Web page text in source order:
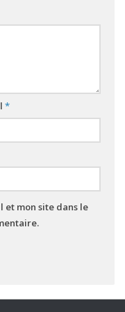
*
et mon site dans le